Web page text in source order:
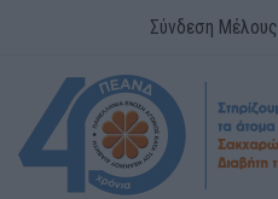
Σύνδεση Μέλους